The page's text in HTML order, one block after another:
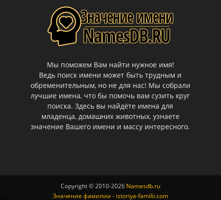
Мы поможем Вам найти нужное имя!
Ведь поиск имени может быть трудным и
обременительным, но не для нас! Мы собрали
лучшие имена, что бы помочь вам сузить круг
поиска. Здесь вы найдёте имена для
младенца, домашних животных, узнаете
значение Вашего имени и массу интересного.
Copyright © 2010-2026 Namesdb.ru
Значение фамилии - istoriya-familii.com